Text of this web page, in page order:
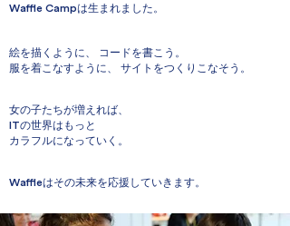
Waffle Campは生まれました。
絵を描くように、 コードを書こう。
服を着こなすように、 サイトをつくりこなそう。
女の子たちが増えれば、
ITの世界はもっと
カラフルになっていく。
Waffleはその未来を応援していきます。